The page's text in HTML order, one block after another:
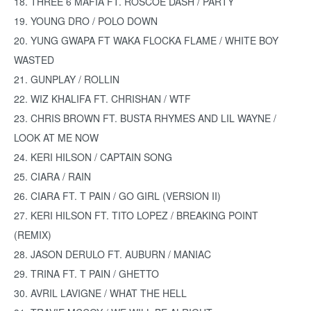
19. YOUNG DRO / POLO DOWN
20. YUNG GWAPA FT WAKA FLOCKA FLAME / WHITE BOY
WASTED
21. GUNPLAY / ROLLIN
22. WIZ KHALIFA FT. CHRISHAN / WTF
23. CHRIS BROWN FT. BUSTA RHYMES AND LIL WAYNE /
LOOK AT ME NOW
24. KERI HILSON / CAPTAIN SONG
25. CIARA / RAIN
26. CIARA FT. T PAIN / GO GIRL (VERSION II)
27. KERI HILSON FT. TITO LOPEZ / BREAKING POINT
(REMIX)
28. JASON DERULO FT. AUBURN / MANIAC
29. TRINA FT. T PAIN / GHETTO
30. AVRIL LAVIGNE / WHAT THE HELL